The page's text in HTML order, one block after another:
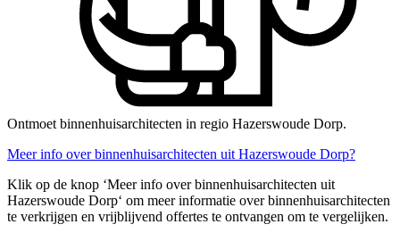
Ontmoet binnenhuisarchitecten in regio Hazerswoude Dorp.
Meer info over binnenhuisarchitecten uit Hazerswoude Dorp?
Klik op de knop ‘Meer info over binnenhuisarchitecten uit
Hazerswoude Dorp‘ om meer informatie over binnenhuisarchitecten
te verkrijgen en vrijblijvend offertes te ontvangen om te vergelijken.